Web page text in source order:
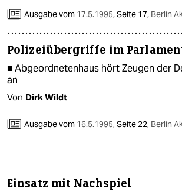
Ausgabe vom 17.5.1995,Seite 17, Berlin
Polizeiübergriffe im
■ Abgeordnetenhaus hört Zeugen der
an
Von Dirk Wildt
Ausgabe vom 16.5.1995,Seite 22, Berlin
Einsatz mit Nachspiel